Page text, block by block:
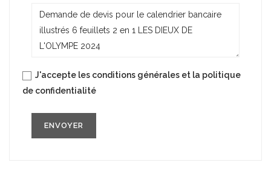
J'accepte les conditions générales et la politique
de confidentialité